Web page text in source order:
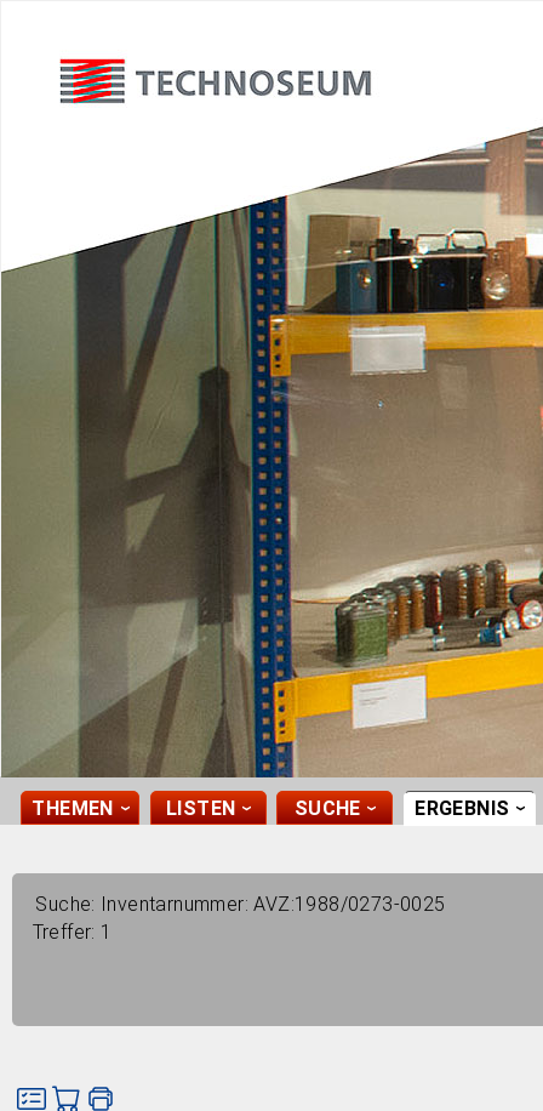
THEMEN › LISTEN › SUCHE › ERGEBNIS ›
Suche: Inventarnummer: AVZ:1988/0273-0025
Treffer: 1